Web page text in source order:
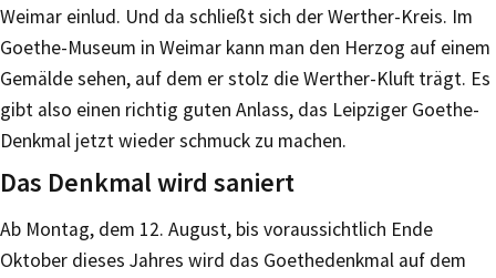
Weimar einlud. Und da schließt sich der Werther-Kreis. Im
Goethe-Museum in Weimar kann man den Herzog auf einem
Gemälde sehen, auf dem er stolz die Werther-Kluft trägt. Es
gibt also einen richtig guten Anlass, das Leipziger Goethe-
Denkmal jetzt wieder schmuck zu machen.
Das Denkmal wird saniert
Ab Montag, dem 12. August, bis voraussichtlich Ende
Oktober dieses Jahres wird das Goethedenkmal auf dem